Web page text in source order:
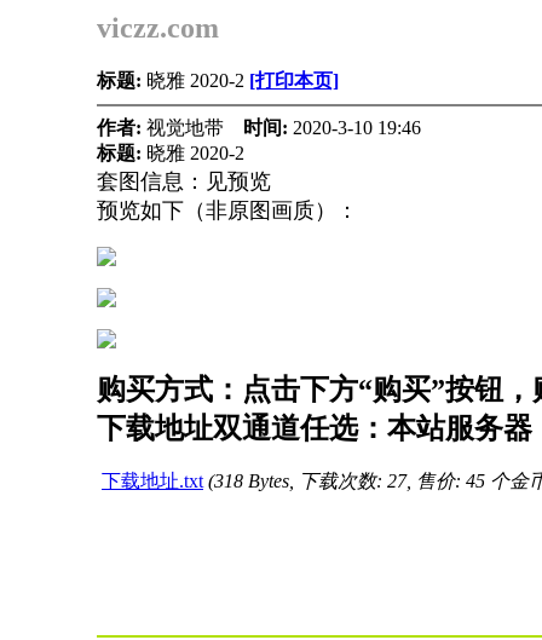
viczz.com
标题: 晓雅 2020-2 [打印本页]
作者: 视觉地带 时间: 2020-3-10 19:46
标题: 晓雅 2020-2
套图信息：见预览
预览如下（非原图画质）：
购买方式：点击下方“购买”按钮
下载地址双通道任选：本站服务
下载地址.txt (318 Bytes, 下载次数: 27, 售价: 45 个金